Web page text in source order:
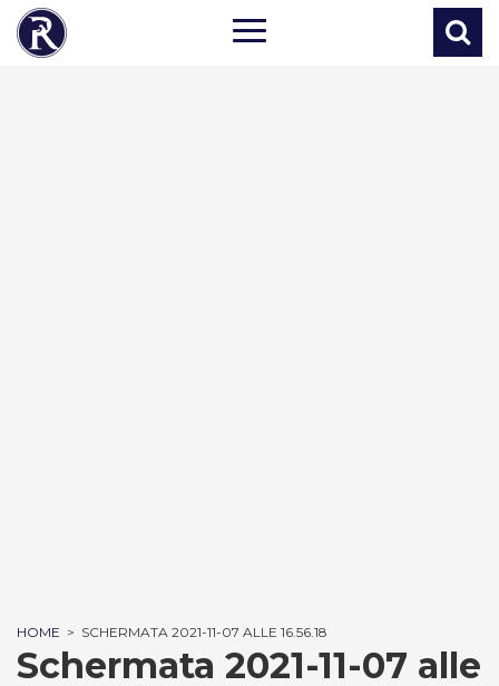
HOME > SCHERMATA 2021-11-07 ALLE 16.56.18
Schermata 2021-11-07 alle